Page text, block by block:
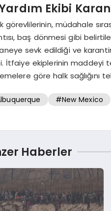
Ekibi
görevlilerinin, müdahale
baş dönmesi gibi
sevk edildiği ve
İtfaiye ekiplerinin maddeyi
göre halk sağlığını
#New Mexico
Haberler